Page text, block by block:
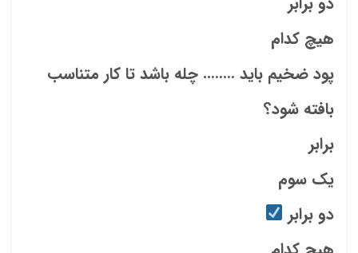
هیچ کدام
پود ضخیم باید …….. چله باشد تا کار متناسب
بافته شود؟
برابر
یک سوم
دو برابر